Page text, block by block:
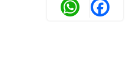
WhatsApp